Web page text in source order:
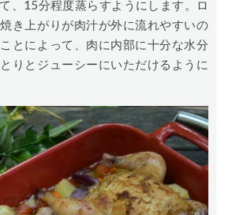
、15分程度蒸らすようにします。ロ
き上がりが肉汁が外に流れやすいの
とによって、肉に内部に十分な水分
りとジューシーにいただけるように